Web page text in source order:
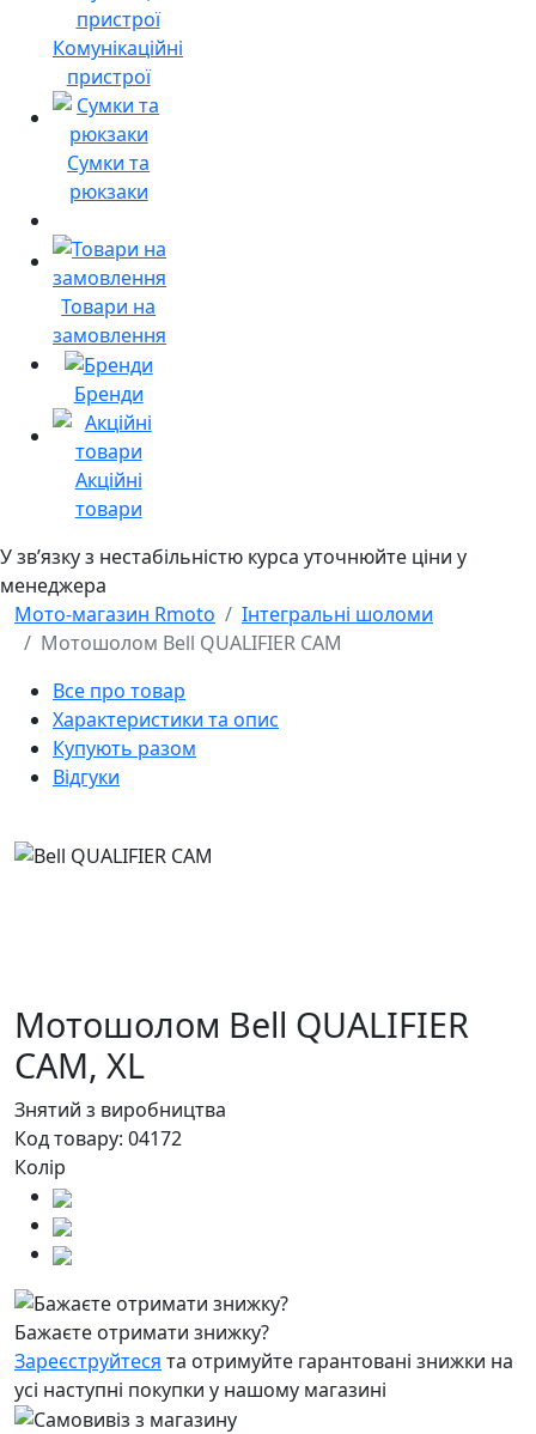
Комунікаційні
пристрої
Сумки та
рюкзаки
Товари на
замовлення
Бренди
Акційні
товари
У звʼязку з нестабільністю курса уточнюйте ціни у
менеджера
Мото-магазин Rmoto
Інтегральні шоломи
Мотошолом Bell QUALIFIER CAM
Все про товар
Характеристики та опис
Купують разом
Відгуки
Мотошолом Bell QUALIFIER
CAM, XL
Знятий з виробництва
Код товару: 04172
Колір
Бажаєте отримати знижку?
Зареєструйтеся та отримуйте гарантовані знижки на
усі наступні покупки у нашому магазині